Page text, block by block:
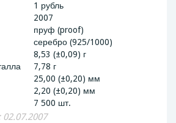
1 рубль
2007
пруф (proof)
серебро (925/1000)
8,53 (±0,09) г
7,78 г
25,00 (±0,20) мм
2,20 (±0,20) мм
7 500 шт.